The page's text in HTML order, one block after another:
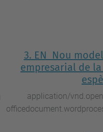
3. EN_Nou
empresarial de
application/